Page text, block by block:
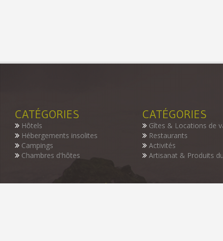
CATÉGORIES
Hôtels
Hébergements insolites
Campings
Chambres d'hôtes
CATÉGORIES
Gîtes & Locations de
Restaurants
Activités
Artisanat & Produits